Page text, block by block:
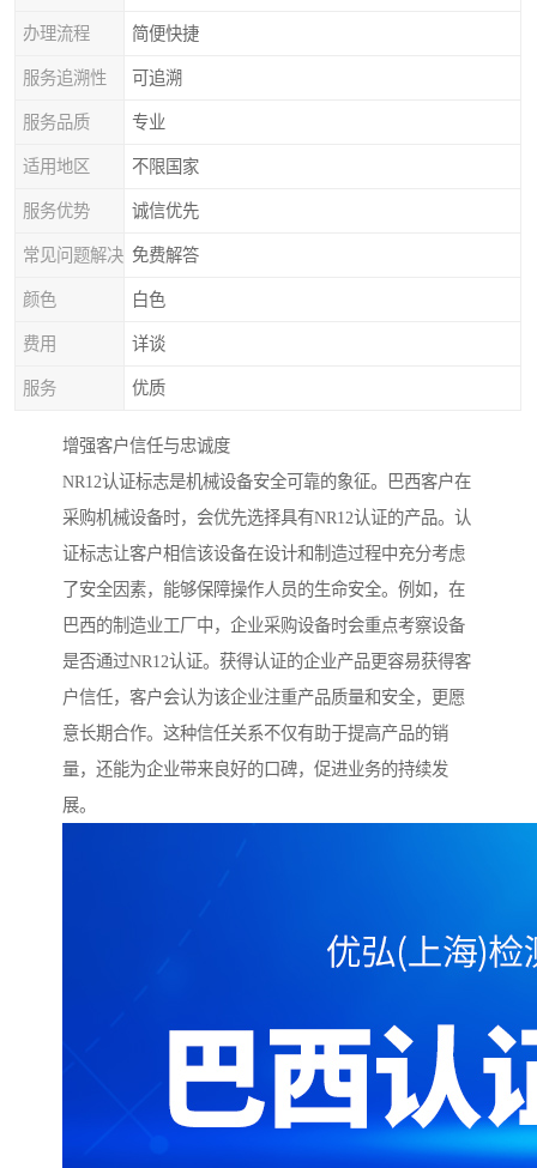
办理流程 简便快捷
服务追溯性 可追溯
服务品质 专业
适用地区 不限国家
服务优势 诚信优先
常见问题解决 免费解答
颜色 白色
费用 详谈
服务 优质
增强客户信任与忠诚度
NR12认证标志是机械设备安全可靠的象征。巴西客户在
采购机械设备时，会优先选择具有NR12认证的产品。认
证标志让客户相信该设备在设计和制造过程中充分考虑
了安全因素，能够保障操作人员的生命安全。例如，在
巴西的制造业工厂中，企业采购设备时会重点考察设备
是否通过NR12认证。获得认证的企业产品更容易获得客
户信任，客户会认为该企业注重产品质量和安全，更愿
意长期合作。这种信任关系不仅有助于提高产品的销
量，还能为企业带来良好的口碑，促进业务的持续发
展。